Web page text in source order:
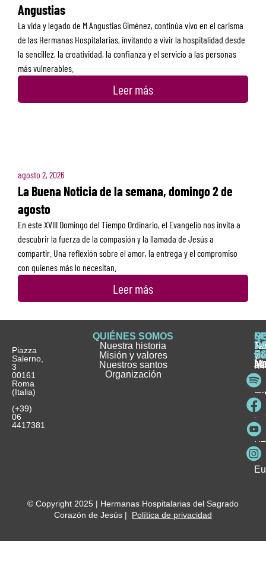
Angustias
La vida y legado de M Angustias Giménez, continúa vivo en el carisma
de las Hermanas Hospitalarias, invitando a vivir la hospitalidad desde
la sencillez, la creatividad, la confianza y el servicio a las personas
más vulnerables.
Leer más
agosto 2, 2026
La Buena Noticia de la semana, domingo 2 de
agosto
En este XVIII Domingo del Tiempo Ordinario, el Evangelio nos invita a
descubrir la fuerza de la compasión y la llamada de Jesús a
compartir. Una reflexión sobre el amor, la entrega y el compromiso
con quienes más lo necesitan.
Leer más
Piazza
Salerno,
3
00161
Roma
(Italia)
(+39)
06
4417381
QUIÉNES SOMOS
Nuestra historia
Misión y valores
Nuestros santos
Organización
e
y
y
© Copyright 2025 | Hermanas Hospitalarias del Sagrado
Corazón de Jesús | Política de privacidad